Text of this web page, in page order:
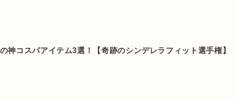
神コスパアイテム3選！【奇跡のシンデレラフィット選手権】